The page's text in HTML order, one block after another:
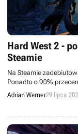
Hard West 2 -
Steamie
Na Steamie
Ponadto o 90%
Adrian Werner29 lipca